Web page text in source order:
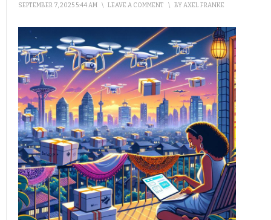
SEPTEMBER 7, 2025 5:44 AM \ LEAVE A COMMENT \ BYAXEL FRANKE